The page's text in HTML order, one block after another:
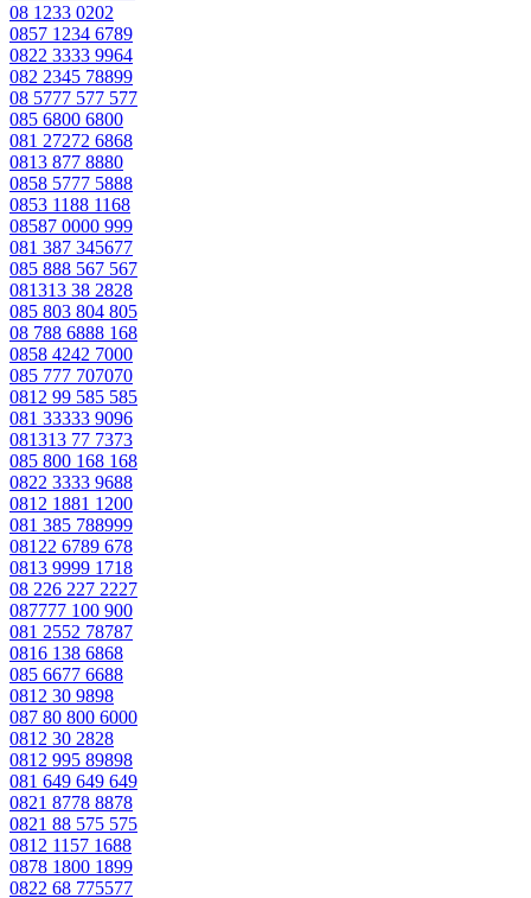
08 1233 0202
0857 1234 6789
0822 3333 9964
082 2345 78899
08 5777 577 577
085 6800 6800
081 27272 6868
0813 877 8880
0858 5777 5888
0853 1188 1168
08587 0000 999
081 387 345677
085 888 567 567
081313 38 2828
085 803 804 805
08 788 6888 168
0858 4242 7000
085 777 707070
0812 99 585 585
081 33333 9096
081313 77 7373
085 800 168 168
0822 3333 9688
0812 1881 1200
081 385 788999
08122 6789 678
0813 9999 1718
08 226 227 2227
087777 100 900
081 2552 78787
0816 138 6868
085 6677 6688
0812 30 9898
087 80 800 6000
0812 30 2828
0812 995 89898
081 649 649 649
0821 8778 8878
0821 88 575 575
0812 1157 1688
0878 1800 1899
0822 68 775577